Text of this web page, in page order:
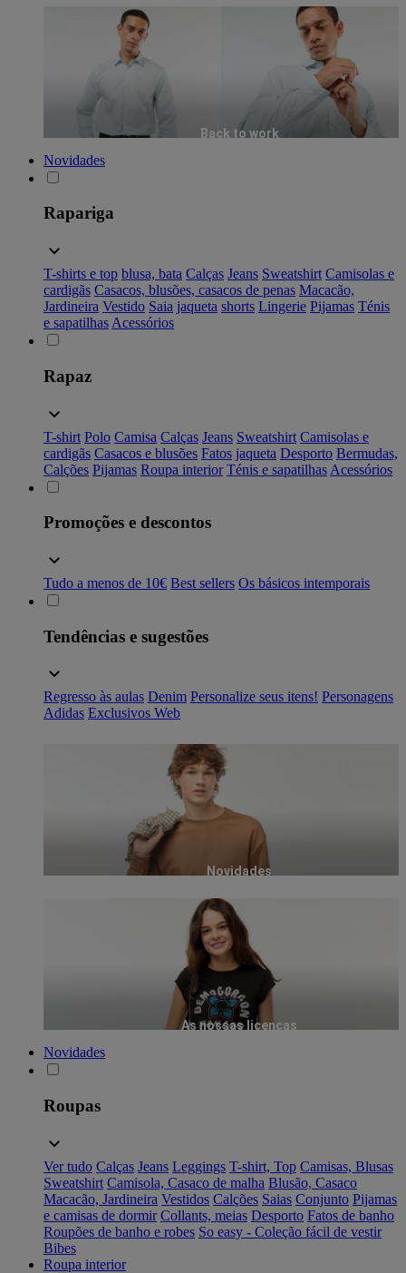
Back to work
Novidades
Rapariga
T-shirts e top blusa, bata Calças Jeans Sweatshirt Camisolas e
cardigãs Casacos, blusões, casacos de penas Macacão,
Jardineira Vestido Saia jaqueta shorts Lingerie Pijamas Ténis
e sapatilhas Acessórios
Rapaz
T-shirt Polo Camisa Calças Jeans Sweatshirt Camisolas e
cardigãs Casacos e blusões Fatos jaqueta Desporto Bermudas,
Calções Pijamas Roupa interior Ténis e sapatilhas Acessórios
Promoções e descontos
Tudo a menos de 10€ Best sellers Os básicos intemporais
Tendências e sugestões
Regresso às aulas Denim Personalize seus itens! Personagens
Adidas Exclusivos Web
Novidades
As nossas licenças
Novidades
Roupas
Ver tudo Calças Jeans Leggings T-shirt, Top Camisas, Blusas
Sweatshirt Camisola, Casaco de malha Blusão, Casaco
Macacão, Jardineira Vestidos Calções Saias Conjunto Pijamas
e camisas de dormir Collants, meias Desporto Fatos de banho
Roupões de banho e robes So easy - Coleção fácil de vestir
Bibes
Roupa interior